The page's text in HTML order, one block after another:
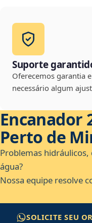
Suporte
Oferecemos garantia
necessário algum
Encanador
Perto de
Problemas
água?
Nossa equipe resolve
SOLICITE SEU